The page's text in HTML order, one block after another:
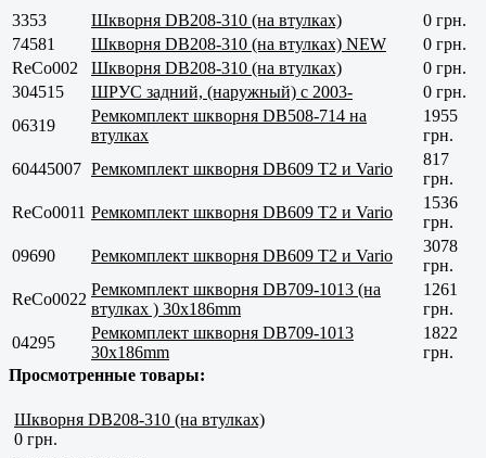
3353 Шкворня DB208-310 (на втулках)
0 грн.
74581
Шкворня DB208-310 (на втулках) NEW
0 грн.
ReCo002
Шкворня DB208-310 (на втулках)
0 грн.
304515
ШРУС задний, (наружный) с 2003-
0 грн.
06319
Ремкомплект шкворня DB508-714 на
втулках
1955
грн.
60445007 Ремкомплект шкворня DB609 Т2 и Vario
817
грн.
ReCo0011 Ремкомплект шкворня DB609 Т2 и Vario
1536
грн.
09690
Ремкомплект шкворня DB609 Т2 и Vario
3078
грн.
ReCo0022
Ремкомплект шкворня DB709-1013 (на
втулках ) 30x186mm
1261
грн.
04295
Ремкомплект шкворня DB709-1013
30x186mm
1822
грн.
Просмотренные товары:
Шкворня DB208-310 (на втулках)
0 грн.